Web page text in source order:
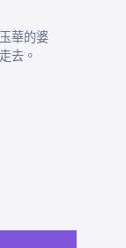
華的婆
去。